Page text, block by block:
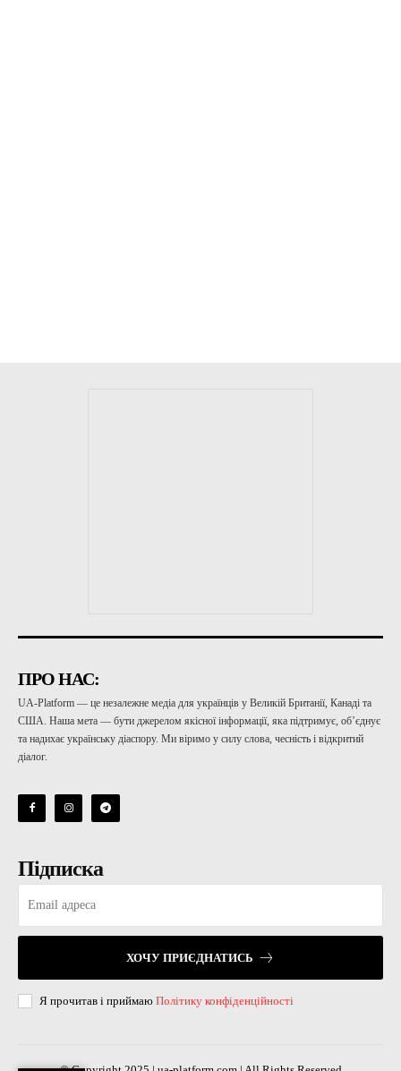
ПРО НАС:
UA-Platform — це незалежне медіа для українців у Великій Британії, Канаді та
США. Наша мета — бути джерелом якісної інформації, яка підтримує, об’єднує
та надихає українську діаспору. Ми віримо у силу слова, чесність і відкритий
діалог.
Підписка
ХОЧУ ПРИЄДНАТИСЬ
Я прочитав і приймаю Політику конфіденційності